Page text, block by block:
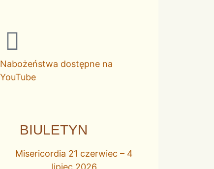
Nabożeństwa dostępne na
YouTube
BIULETYN
Misericordia 21 czerwiec – 4
lipiec 2026